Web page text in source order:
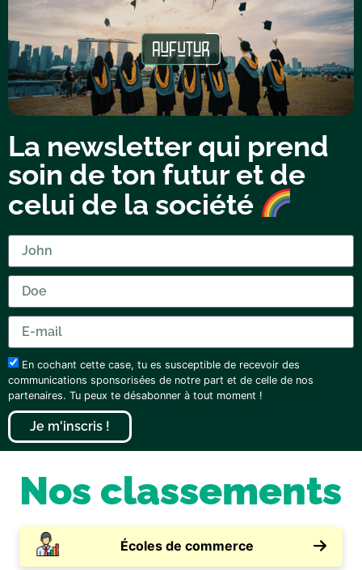
La newsletter qui prend
soin de ton futur et de
celui de la société
En cochant cette case, tu es susceptible de recevoir des
communications sponsorisées de notre part et de celle de nos
partenaires. Tu peux te désabonner à tout moment !
Je m'inscris !
Nos classements
Écoles de commerce